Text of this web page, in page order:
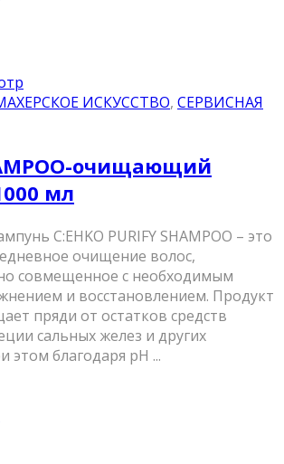
ИСКУССТВО, СЕРВИСНАЯ
очищающий
мл
C:EHKO PURIFY SHAMPOO – это
очищение волос,
совмещенное с необходимым
и восстановлением. Продукт
пряди от остатков средств
сальных желез и других
этом благодаря рН ...